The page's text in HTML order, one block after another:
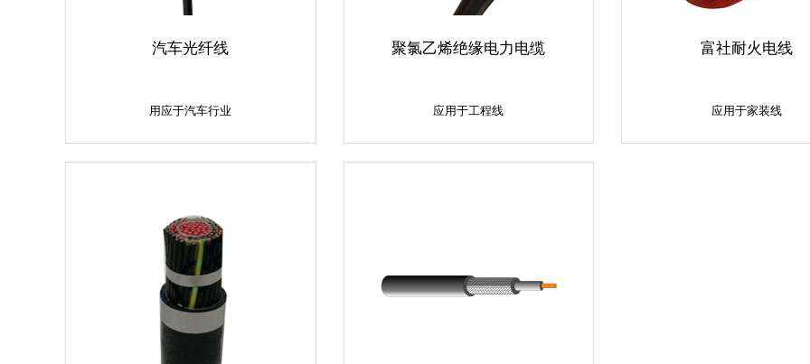
汽车光纤线
用应于汽车行业
聚氯乙烯绝缘电力电缆
应用于工程线
富社耐火电线
应用于家装线